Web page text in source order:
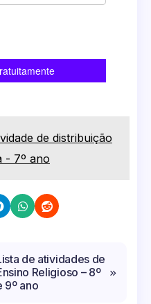
de distribuição
- 7º ano
de atividades de
Religioso – 8º
9º ano